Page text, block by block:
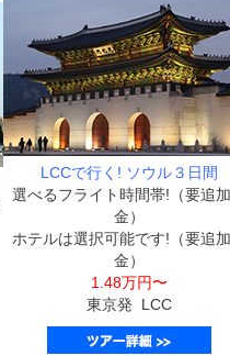
LCCで行く! ソウル３日間
選べるフライト時間帯!（要追
金）
ホテルは選択可能です!（要追
金）
1.48万円〜
東京発 LCC